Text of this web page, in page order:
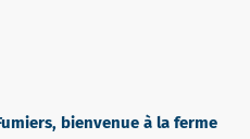
bienvenue à la ferme